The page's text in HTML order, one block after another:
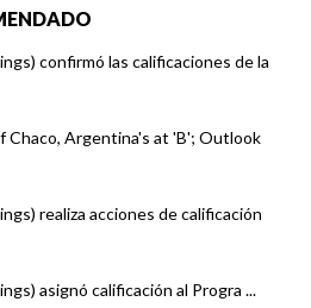
confirmó las calificaciones de la
Chaco, Argentina's at 'B'; Outlook
realiza acciones de calificación
asignó calificación al Progra ...